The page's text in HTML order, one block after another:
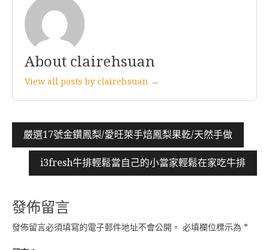
About clairehsuan
View all posts by clairehsuan →
文
章
導
嚴選17號金鑽鳳梨/愛旺萊手焙鳳梨果乾/天然手做
i3fresh牛排輕鬆當自己的小當家輕鬆在家吃牛排
發佈留言
發佈留言必須填寫的電子郵件地址不會公開。 必填欄位標示為 *